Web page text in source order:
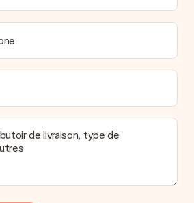
de livraison, type de